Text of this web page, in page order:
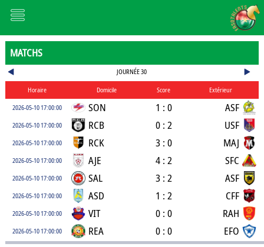
MATCHS
JOURNÉE 30
Horaire Domicile Score
Extérieur
2026-05-10 17:00:00
SON 1 : 0 ASF
2026-05-10 17:00:00 RCB 0 : 2 USF
2026-05-10 17:00:00 RCK 3 : 0 MAJ
2026-05-10 17:00:00 AJE 4 : 2 SFC
2026-05-10 17:00:00 SAL 3 : 2 ASF
2026-05-10 17:00:00 ASD 1 : 2 CFF
2026-05-10 17:00:00 VIT 0 : 0 RAH
2026-05-10 17:00:00 REA 0 : 0 EFO